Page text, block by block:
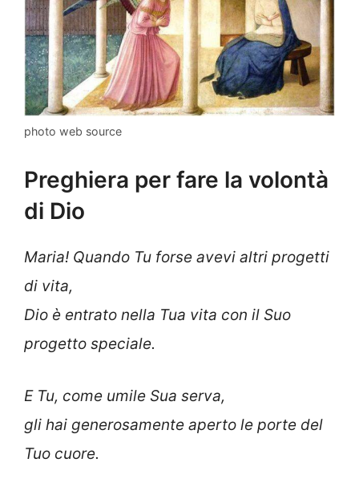
photo web source
Preghiera per fare la volontà
di Dio
Maria! Quando Tu forse avevi altri progetti
di vita,
Dio è entrato nella Tua vita con il Suo
progetto speciale.
E Tu, come umile Sua serva,
gli hai generosamente aperto le porte del
Tuo cuore.